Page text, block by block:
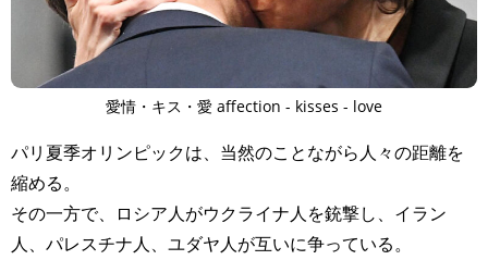
愛情・キス・愛 affection - kisses - love
パリ夏季オリンピックは、当然のことながら人々の距離を
縮める。
その一方で、ロシア人がウクライナ人を銃撃し、イラン
人、パレスチナ人、ユダヤ人が互いに争っている。